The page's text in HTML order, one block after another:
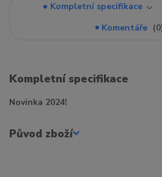
Kompletní specifikace
Komentáře
0
Kompletní specifikace
Novinka 2024!
Původ zboží